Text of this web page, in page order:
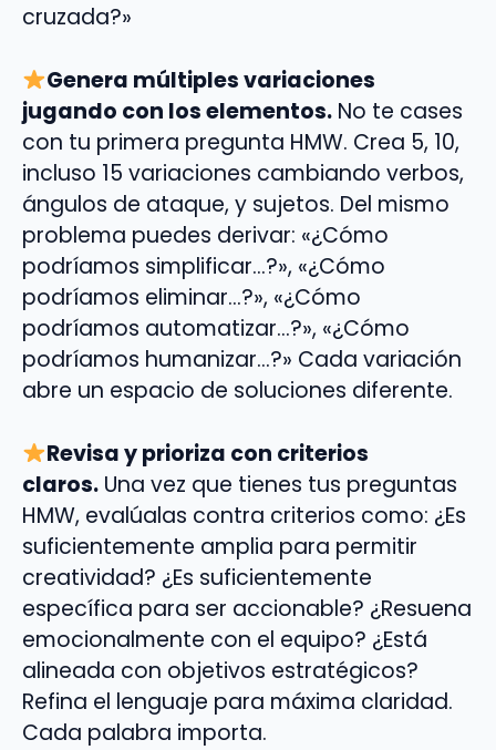
cruzada?»
Genera múltiples variaciones
jugando con los elementos. No te cases
con tu primera pregunta HMW. Crea 5, 10,
incluso 15 variaciones cambiando verbos,
ángulos de ataque, y sujetos. Del mismo
problema puedes derivar: «¿Cómo
podríamos simplificar…?», «¿Cómo
podríamos eliminar…?», «¿Cómo
podríamos automatizar…?», «¿Cómo
podríamos humanizar…?» Cada variación
abre un espacio de soluciones diferente.
Revisa y prioriza con criterios
claros. Una vez que tienes tus preguntas
HMW, evalúalas contra criterios como: ¿Es
suficientemente amplia para permitir
creatividad? ¿Es suficientemente
específica para ser accionable? ¿Resuena
emocionalmente con el equipo? ¿Está
alineada con objetivos estratégicos?
Refina el lenguaje para máxima claridad.
Cada palabra importa.